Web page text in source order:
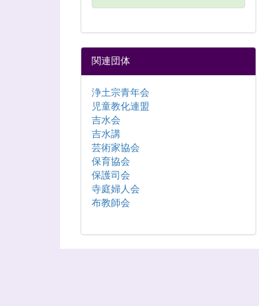
関連団体
浄土宗青年会
児童教化連盟
吉水会
吉水講
芸術家協会
保育協会
保護司会
寺庭婦人会
布教師会